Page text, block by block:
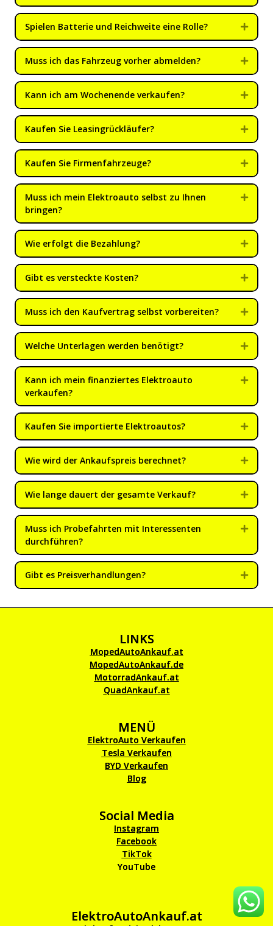
Spielen Batterie und Reichweite eine Rolle?
Muss ich das Fahrzeug vorher abmelden?
Kann ich am Wochenende verkaufen?
Kaufen Sie Leasingrückläufer?
Kaufen Sie Firmenfahrzeuge?
Muss ich mein Elektroauto selbst zu Ihnen
bringen?
Wie erfolgt die Bezahlung?
Gibt es versteckte Kosten?
Muss ich den Kaufvertrag selbst vorbereiten?
Welche Unterlagen werden benötigt?
Kann ich mein finanziertes Elektroauto
verkaufen?
Kaufen Sie importierte Elektroautos?
Wie wird der Ankaufspreis berechnet?
Wie lange dauert der gesamte Verkauf?
Muss ich Probefahrten mit Interessenten
durchführen?
Gibt es Preisverhandlungen?
LINKS
MopedAutoAnkauf.at
MopedAutoAnkauf.de
MotorradAnkauf.at
QuadAnkauf.at
MENÜ
ElektroAuto Verkaufen
Tesla Verkaufen
BYD Verkaufen
Blog
Social Media
Instagram
Facebook
TikTok
YouTube
ElektroAutoAnkauf.at